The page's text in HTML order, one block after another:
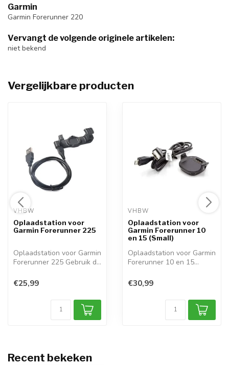
Garmin
Garmin Forerunner 220
Vervangt de volgende originele artikelen:
niet bekend
Vergelijkbare producten
VHBW
Oplaadstation voor
Garmin Forerunner 225
Oplaadstation voor Garmin
Forerunner 225 Gebruik dit
€25,99
VHBW
Oplaadstation voor
Garmin Forerunner 10
en 15 (Small)
Oplaadstation voor Garmin
Forerunner 10 en 15
€30,99
Recent bekeken